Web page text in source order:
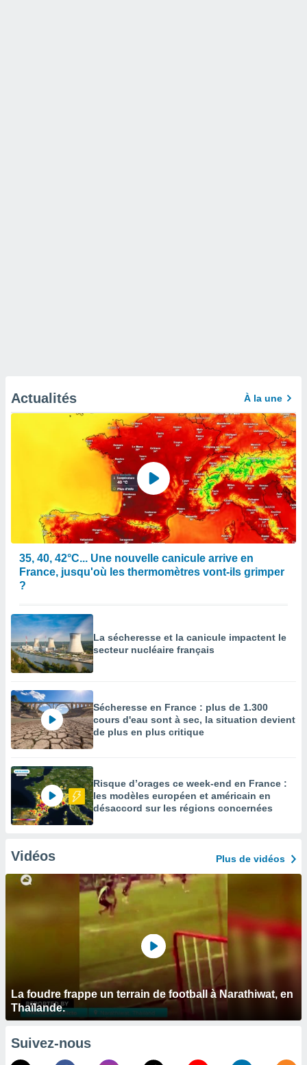
Actualités À la une
35, 40, 42°C... Une nouvelle canicule arrive en
France, jusqu'où les thermomètres vont-ils grimper
?
La sécheresse et la canicule impactent le
secteur nucléaire français
Sécheresse en France : plus de 1.300
cours d'eau sont à sec, la situation devient
de plus en plus critique
Risque d’orages ce week-end en France :
les modèles européen et américain en
désaccord sur les régions concernées
Vidéos Plus de vidéos
La foudre frappe un terrain de football à Narathiwat, en
Thaïlande.
Suivez-nous